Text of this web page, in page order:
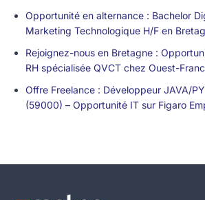
Opportunité en alternance : Bachelor
Marketing Technologique H/F en
Rejoignez-nous en Bretagne :
RH spécialisée QVCT chez Ouest-
Offre Freelance : Développeur JAVA/
(59000) – Opportunité IT sur Figaro